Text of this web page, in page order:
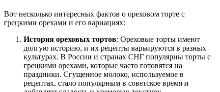
Вот несколько интересных фактов о ореховом торте с
грецкими орехами и его вариациях:
История ореховых тортов: Ореховые торты имеют
долгую историю, и их рецепты варьируются в разных
культурах. В России и странах СНГ популярны торты с
грецкими орехами, которые часто готовятся на
праздники. Сгущенное молоко, используемое в
рецептах, стало популярным в советское время и